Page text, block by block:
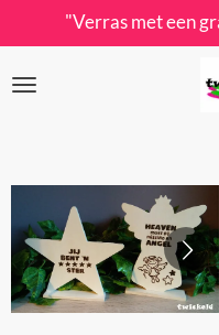
direct
naar
"Verras met een